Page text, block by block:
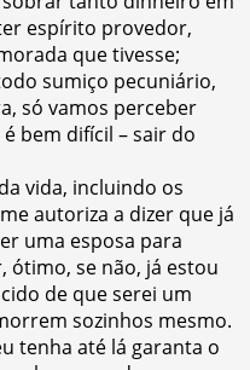
espírito provedor,
que tivesse;
sumiço pecuniário,
só vamos perceber
bem difícil – sair do
vida, incluindo os
autoriza a dizer que já
uma esposa para
ótimo, se não, já estou
de que serei um
sozinhos mesmo.
tenha até lá garanta o